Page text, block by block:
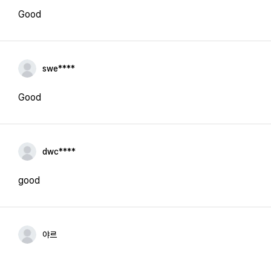
Good
swe****
Good
dwc****
good
야르